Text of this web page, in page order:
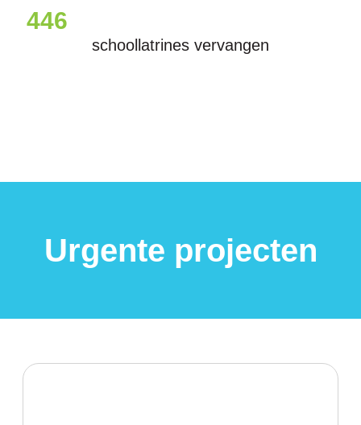
446
schoollatrines vervangen
Urgente projecten